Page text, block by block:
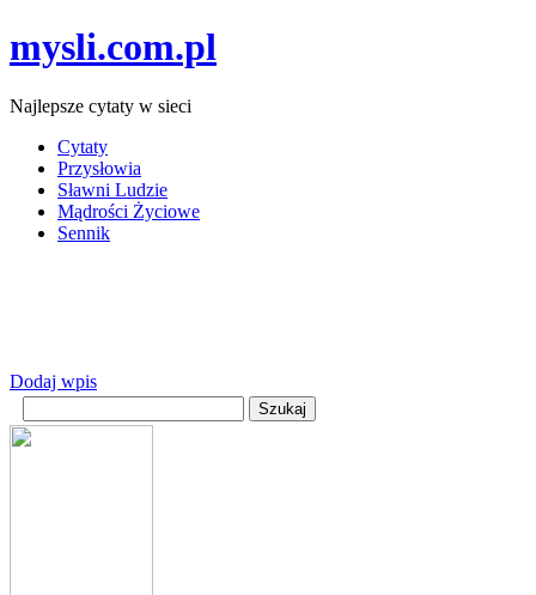
mysli.com.pl
Najlepsze cytaty w sieci
Cytaty
Przysłowia
Sławni Ludzie
Mądrości Życiowe
Sennik
Dodaj wpis